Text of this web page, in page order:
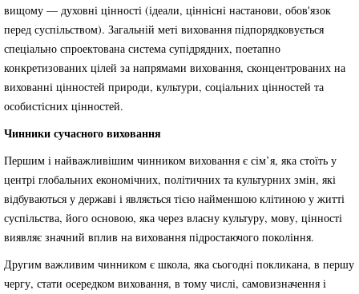
вищому — духовні цінності (ідеали, ціннісні настанови, обов'язок
перед суспільством). Загальній меті виховання підпорядковується
спеціально спроектована система супідрядних, поетапно
конкретизованих цілей за напрямами виховання, сконцентрованих на
вихованні цінностей природи, культури, соціальних цінностей та
особистісних цінностей.
Чинники сучасного виховання
Першим і найважливішим чинником виховання є сім’я, яка стоїть у
центрі глобальних економічних, політичних та культурних змін, які
відбуваються у державі і являється тією найменшою клітиною у житті
суспільства, його основою, яка через власну культуру, мову, цінності
виявляє значний вплив на виховання підростаючого покоління.
Другим важливим чинником є школа, яка сьогодні покликана, в першу
чергу, стати осередком виховання, в тому числі, самовизначення і